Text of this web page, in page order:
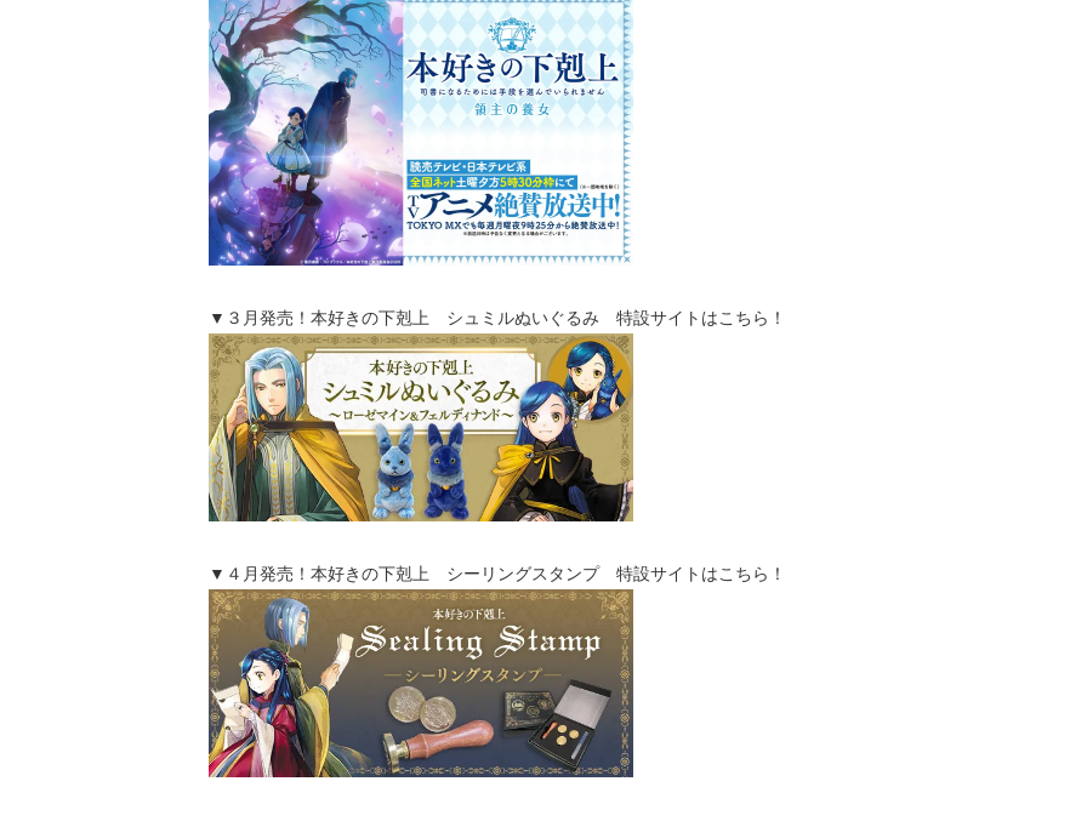
▼３月発売！本好きの下剋上 シュミルぬいぐるみ 特設サイトはこちら！
▼４月発売！本好きの下剋上 シーリングスタンプ 特設サイトはこちら！